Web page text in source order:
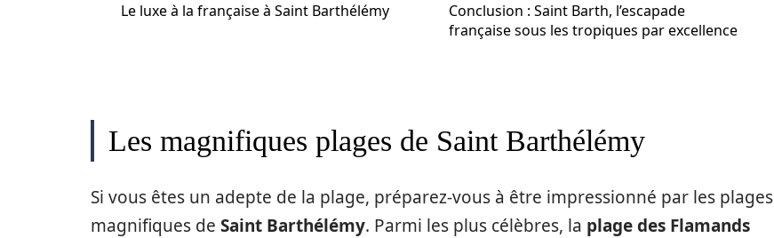
Le luxe à la française à Saint Barthélémy
Conclusion : Saint Barth, l’escapade
française sous les tropiques par excellence
Les magnifiques plages de Saint Barthélémy
Si vous êtes un adepte de la plage, préparez-vous à être impressionné par les plages
magnifiques de Saint Barthélémy. Parmi les plus célèbres, la plage des Flamands